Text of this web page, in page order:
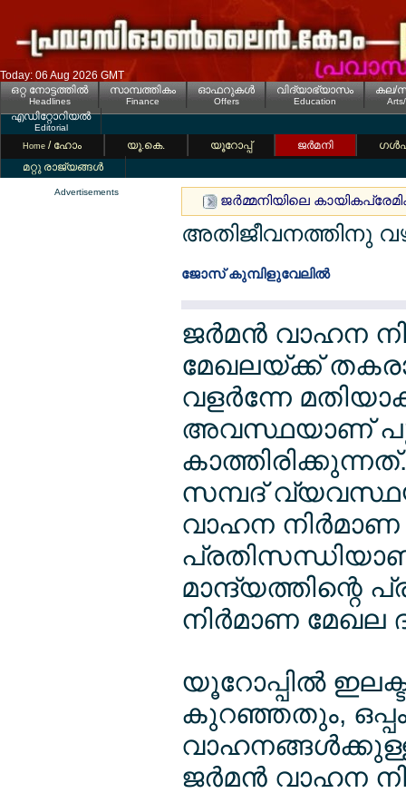
Today: 06 Aug 2026 GMT
ഒറ്റ നോട്ടത്തില്‍
Headlines
സാമ്പത്തികം
Finance
ഓഫറുകള്‍
Offers
വിദ്യാഭ്യാസം
Education
കല/
എഡിറ്റോറിയല്‍
Editorial
Home / ഹോം യൂ.കെ. യൂറോപ്പ് ജര്‍മനി
മറ്റു രാജ്യങ്ങള്‍
Advertisements
ജര്‍മ്മനിയിലെ
അതിജീവനത്തിനു
ജോസ് കുമ്പിളുവേലില്‍
ജര്‍മന്‍ വാഹന
മേഖലയ്ക്ക്
വളര്‍ന്നേ
അവസ്ഥയാണ്
സമ്പദ്
വാഹന നിര്‍മാണ
മാന്ദ്യത്തിന്റെ
നിര്‍മാണ
യൂറോപ്പില്‍
കുറഞ്ഞതും,
ജര്‍മന്‍ വാഹന